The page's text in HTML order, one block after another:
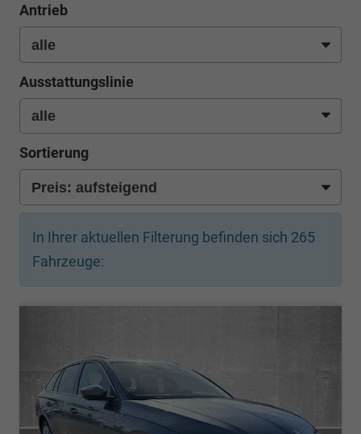
Antrieb
Ausstattungslinie
Sortierung
In Ihrer aktuellen Filterung befinden sich 265
Fahrzeuge: